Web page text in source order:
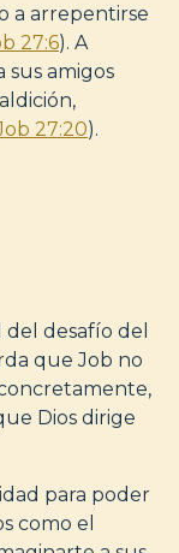
a arrepentirse
27:6). A
sus amigos
27:20).
desafío del
que Job no
Dios dirige
para poder
como el